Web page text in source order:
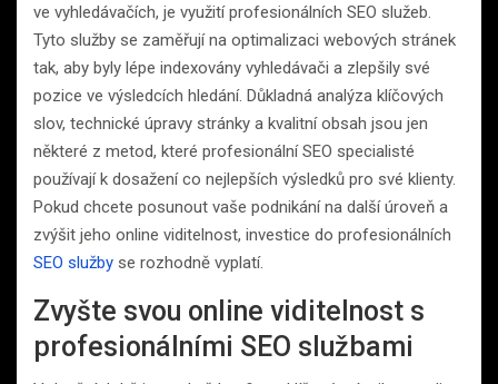
ve vyhledávačích, je využití profesionálních SEO služeb.
Tyto služby se zaměřují na optimalizaci webových stránek
tak, aby byly lépe indexovány vyhledávači a zlepšily své
pozice ve výsledcích hledání. Důkladná analýza klíčových
slov, technické úpravy stránky a kvalitní obsah jsou jen
některé z metod, které profesionální SEO specialisté
používají k dosažení co nejlepších výsledků pro své klienty.
Pokud chcete posunout vaše podnikání na další úroveň a
zvýšit jeho online viditelnost, investice do profesionálních
SEO služby se rozhodně vyplatí.
Zvyšte svou online viditelnost s
profesionálními SEO službami